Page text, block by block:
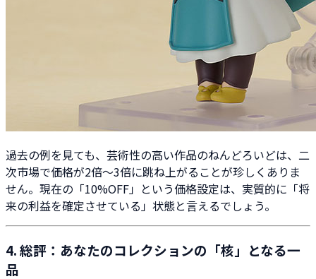
過去の例を見ても、芸術性の高い作品のねんどろいどは、二
次市場で価格が2倍〜3倍に跳ね上がることが珍しくありま
せん。現在の「10%OFF」という価格設定は、実質的に「将
来の利益を確定させている」状態と言えるでしょう。
4. 総評：あなたのコレクションの「核」となる一
品